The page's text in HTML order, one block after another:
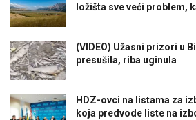
ložišta sve veći problem,
(VIDEO) Užasni prizori u
presušila, riba uginula
HDZ-ovci na listama za
koja predvode liste na